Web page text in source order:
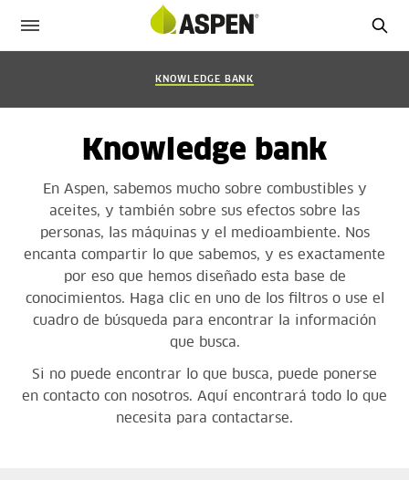
KNOWLEDGE BANK
Knowledge bank
En Aspen, sabemos mucho sobre combustibles y
aceites, y también sobre sus efectos sobre las
personas, las máquinas y el medioambiente. Nos
encanta compartir lo que sabemos, y es exactamente
por eso que hemos diseñado esta base de
conocimientos. Haga clic en uno de los filtros o use el
cuadro de búsqueda para encontrar la información
que busca.
Si no puede encontrar lo que busca, puede ponerse
en contacto con nosotros. Aquí encontrará todo lo que
necesita para contactarse.